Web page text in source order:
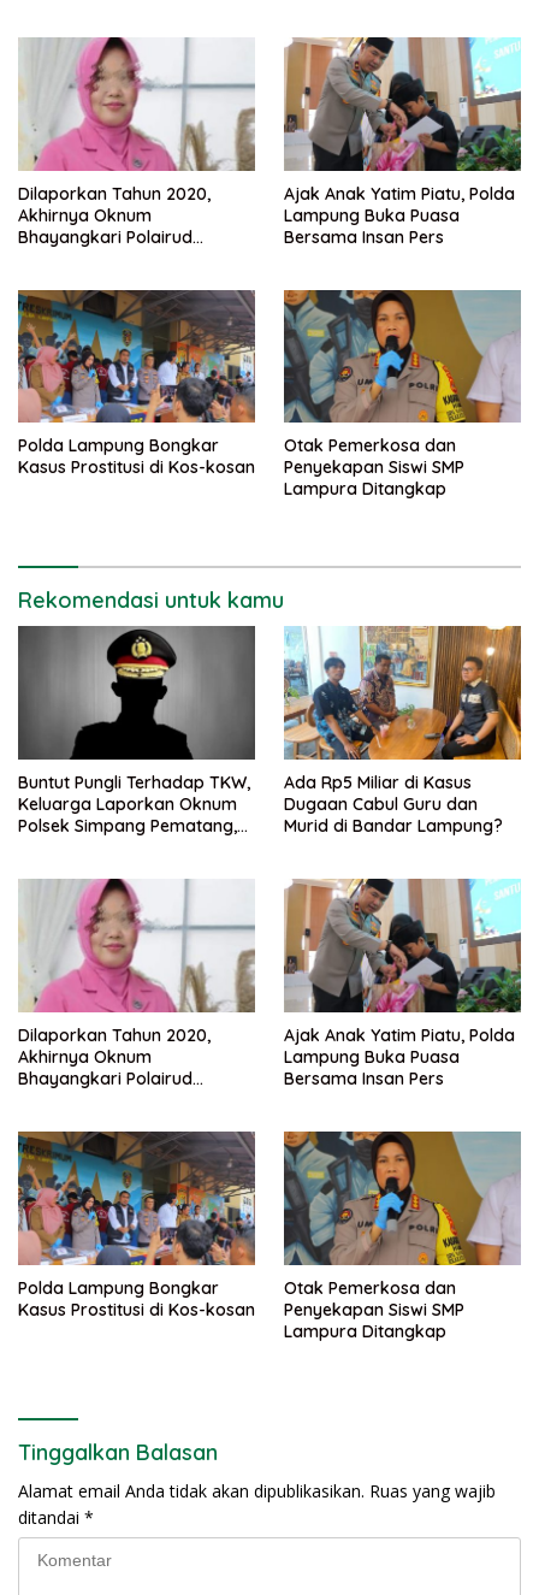
Dilaporkan Tahun 2020,
Akhirnya Oknum
Bhayangkari Polairud
Ajak Anak Yatim Piatu, Polda
Lampung Buka Puasa
Bersama Insan Pers
Polda Lampung Bongkar
Kasus Prostitusi di Kos-kosan
Otak Pemerkosa dan
Penyekapan Siswi SMP
Lampura Ditangkap
Rekomendasi untuk kamu
Buntut Pungli Terhadap TKW,
Keluarga Laporkan Oknum
Polsek Simpang Pematang,
Ada Rp5 Miliar di Kasus
Dugaan Cabul Guru dan
Murid di Bandar Lampung?
Dilaporkan Tahun 2020,
Akhirnya Oknum
Bhayangkari Polairud
Ajak Anak Yatim Piatu, Polda
Lampung Buka Puasa
Bersama Insan Pers
Polda Lampung Bongkar
Kasus Prostitusi di Kos-kosan
Otak Pemerkosa dan
Penyekapan Siswi SMP
Lampura Ditangkap
Tinggalkan Balasan
Alamat email Anda tidak akan dipublikasikan. Ruas yang wajib
ditandai *